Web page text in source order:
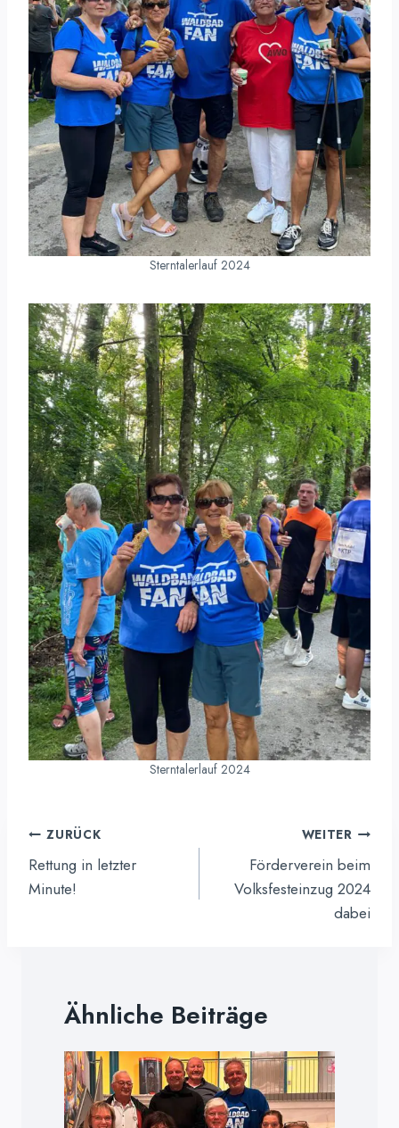
Sterntalerlauf 2024
Sterntalerlauf 2024
Beitragsnavigation
ZURÜCK
Rettung in letzter
Minute!
WEITER
Förderverein beim
Volksfesteinzug 2024
dabei
Ähnliche Beiträge